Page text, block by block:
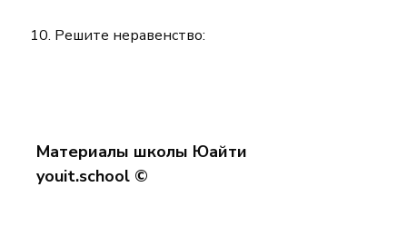
Решите неравенство:
Материалы школы Юайти
youit.school ©